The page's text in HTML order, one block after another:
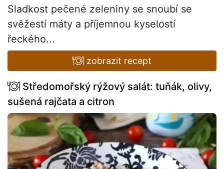
Sladkost pečené zeleniny se snoubí se
svěžestí máty a příjemnou kyselostí
řeckého...
zobrazit recept
Středomořský rýžový salát: tuňák, olivy,
sušená rajčata a citron